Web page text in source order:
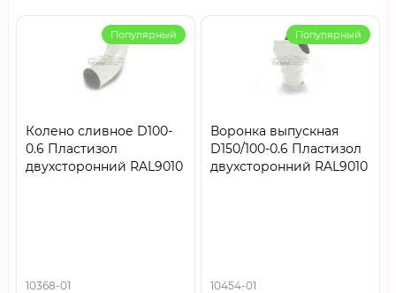
Популярный
Колено сливное D100-
0.6 Пластизол
двухсторонний RAL9010
10368-01
Популярный
Воронка выпускная
D150/100-0.6 Пластизол
двухсторонний RAL9010
10454-01